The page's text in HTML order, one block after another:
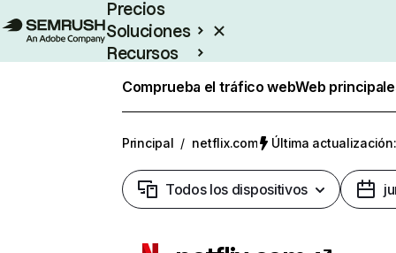
Precios
Soluciones
Recursos
Comprueba el tráfico webWeb
Principal / netflix.com Última
Todos los dispositivos